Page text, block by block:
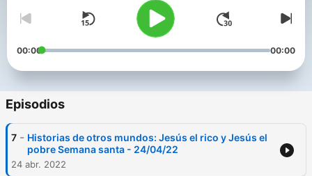
ininterrumpidamente, dentro del ámbito del misterio en España.
Concretamente, 25 años.
00:00 00:00
Episodios
7 - Historias de otros mundos: Jesús el rico y Jesús el
pobre Semana santa - 24/04/22
24 abr. 2022